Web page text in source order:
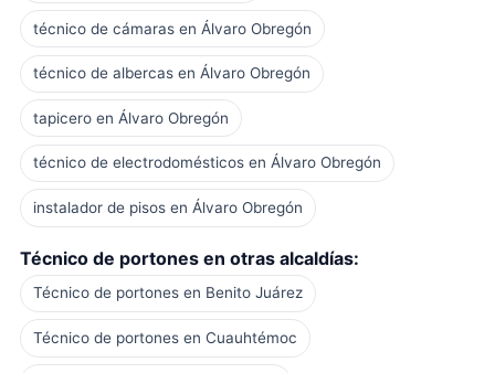
técnico de cámaras en Álvaro Obregón
técnico de albercas en Álvaro Obregón
tapicero en Álvaro Obregón
técnico de electrodomésticos en Álvaro Obregón
instalador de pisos en Álvaro Obregón
Técnico de portones en otras alcaldías:
Técnico de portones en Benito Juárez
Técnico de portones en Cuauhtémoc